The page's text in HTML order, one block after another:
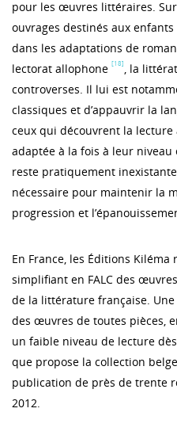
pour les œuvres littéraires.
ouvrages destinés aux
dans les adaptations de
lectorat allophone [18] , la
controverses. Il lui est
classiques et d’appauvrir la
ceux qui découvrent la
adaptée à la fois à leur niveau
reste pratiquement
nécessaire pour maintenir la
progression et
En France, les Éditions
simplifiant en FALC des
de la littérature française.
des œuvres de toutes pièces,
un faible niveau de lecture
que propose la collection
publication de près de trente
2012.